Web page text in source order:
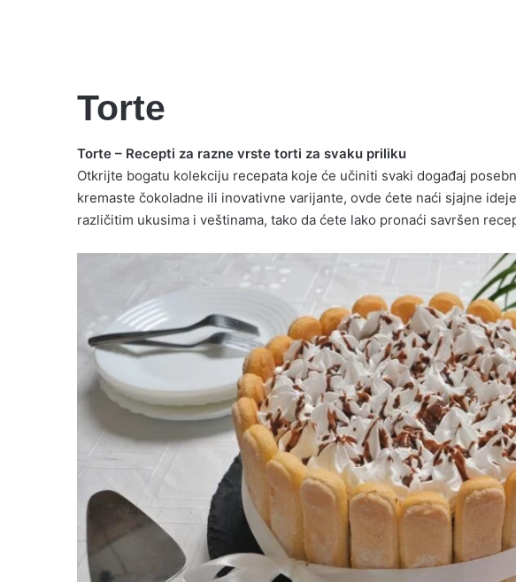
Torte
Torte – Recepti za razne vrste torti za svaku priliku
Otkrijte bogatu kolekciju recepata koje će učiniti svaki događaj
kremaste čokoladne ili inovativne varijante, ovde ćete naći sjajne
različitim ukusima i veštinama, tako da ćete lako pronaći savršen